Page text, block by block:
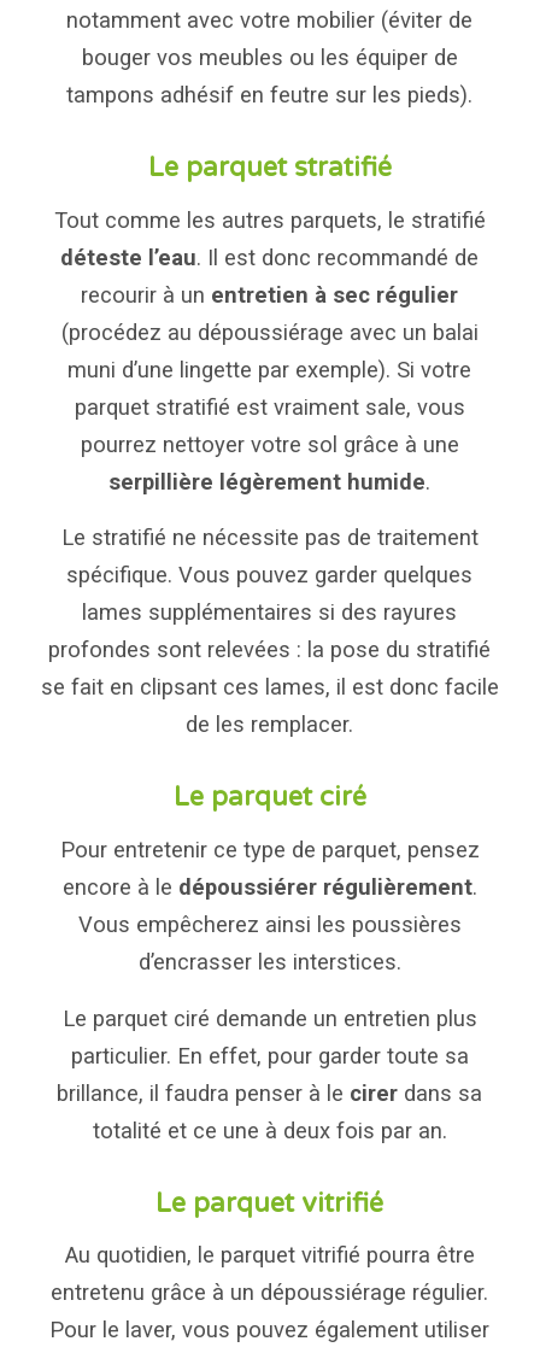
notamment avec votre mobilier (éviter de
bouger vos meubles ou les équiper de
tampons adhésif en feutre sur les pieds).
Le parquet stratifié
Tout comme les autres parquets, le stratifié
déteste l’eau. Il est donc recommandé de
recourir à un entretien à sec régulier
(procédez au dépoussiérage avec un balai
muni d’une lingette par exemple). Si votre
parquet stratifié est vraiment sale, vous
pourrez nettoyer votre sol grâce à une
serpillière légèrement humide.
Le stratifié ne nécessite pas de traitement
spécifique. Vous pouvez garder quelques
lames supplémentaires si des rayures
profondes sont relevées : la pose du stratifié
se fait en clipsant ces lames, il est donc facile
de les remplacer.
Le parquet ciré
Pour entretenir ce type de parquet, pensez
encore à le dépoussiérer régulièrement.
Vous empêcherez ainsi les poussières
d’encrasser les interstices.
Le parquet ciré demande un entretien plus
particulier. En effet, pour garder toute sa
brillance, il faudra penser à le cirer dans sa
totalité et ce une à deux fois par an.
Le parquet vitrifié
Au quotidien, le parquet vitrifié pourra être
entretenu grâce à un dépoussiérage régulier.
Pour le laver, vous pouvez également utiliser